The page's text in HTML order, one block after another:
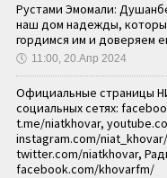
Рустами Эмомали:
наш дом надежды,
гордимся им и доверяем
🕔 11:00, 20.Апр 2024
Официальные страницы
социальных сетях:
t.me/niatkhovar,
instagram.com/
twitter.com/niatkhovar,
facebook.com/khovarfm/